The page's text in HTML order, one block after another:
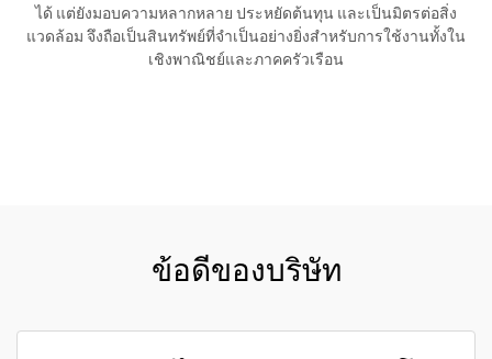
ได้ แต่ยังมอบความหลากหลาย ประหยัดต้นทุน และเป็นมิตรต่อสิ่ง
แวดล้อม จึงถือเป็นสินทรัพย์ที่จำเป็นอย่างยิ่งสำหรับการใช้งานทั้งใน
เชิงพาณิชย์และภาคครัวเรือน
ข้อดีของบริษัท